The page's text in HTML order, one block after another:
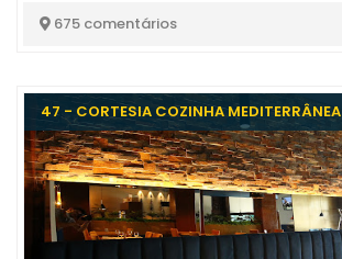
675 comentários
47 - CORTESIA COZINHA MEDITERRÂNEA